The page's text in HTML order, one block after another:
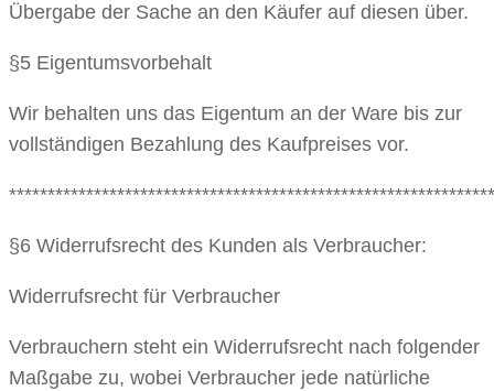
Übergabe der Sache an den Käufer auf diesen über.
§5 Eigentumsvorbehalt
Wir behalten uns das Eigentum an der Ware bis zur
vollständigen Bezahlung des Kaufpreises vor.
§6 Widerrufsrecht des Kunden als Verbraucher:
Widerrufsrecht für Verbraucher
Verbrauchern steht ein Widerrufsrecht nach folgender
Maßgabe zu, wobei Verbraucher jede natürliche